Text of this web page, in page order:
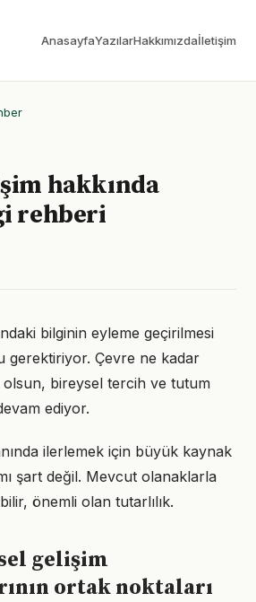
AnasayfaYazılarHakkımızdaİletişim
hakkında
rehberi
bilginin eyleme geçirilmesi
gerektiriyor. Çevre ne kadar
bireysel tercih ve tutum
ediyor.
ilerlemek için büyük kaynak
şart değil. Mevcut olanaklarla
önemli olan tutarlılık.
gelişim
ortak noktaları